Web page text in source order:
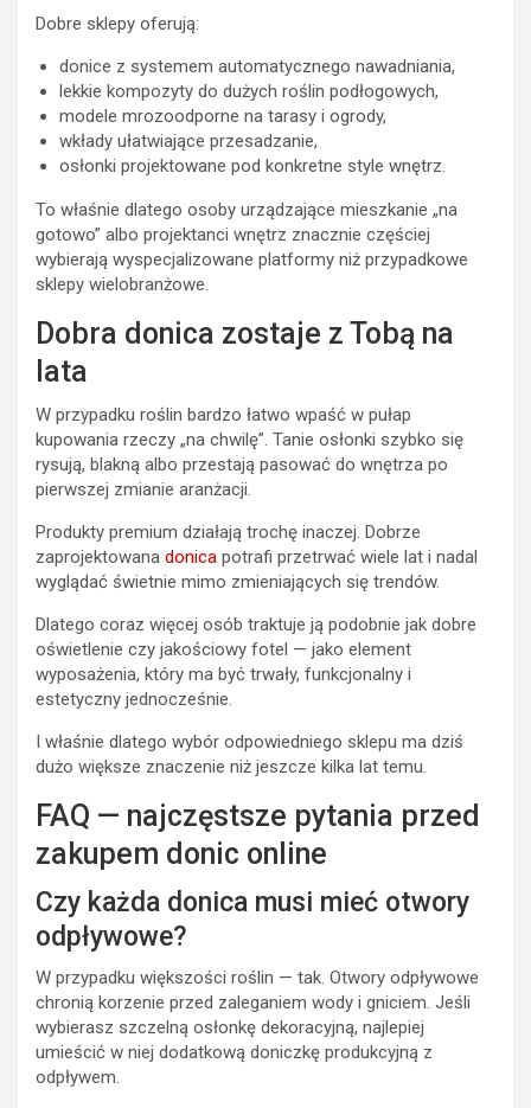
Dobre sklepy oferują:
donice z systemem automatycznego nawadniania,
lekkie kompozyty do dużych roślin podłogowych,
modele mrozoodporne na tarasy i ogrody,
wkłady ułatwiające przesadzanie,
osłonki projektowane pod konkretne style wnętrz.
To właśnie dlatego osoby urządzające mieszkanie „na
gotowo” albo projektanci wnętrz znacznie częściej
wybierają wyspecjalizowane platformy niż przypadkowe
sklepy wielobranżowe.
Dobra donica zostaje z Tobą na
lata
W przypadku roślin bardzo łatwo wpaść w pułap
kupowania rzeczy „na chwilę”. Tanie osłonki szybko się
rysują, blakną albo przestają pasować do wnętrza po
pierwszej zmianie aranżacji.
Produkty premium działają trochę inaczej. Dobrze
zaprojektowana donica potrafi przetrwać wiele lat i nadal
wyglądać świetnie mimo zmieniających się trendów.
Dlatego coraz więcej osób traktuje ją podobnie jak dobre
oświetlenie czy jakościowy fotel — jako element
wyposażenia, który ma być trwały, funkcjonalny i
estetyczny jednocześnie.
I właśnie dlatego wybór odpowiedniego sklepu ma dziś
dużo większe znaczenie niż jeszcze kilka lat temu.
FAQ — najczęstsze pytania przed
zakupem donic online
Czy każda donica musi mieć otwory
odpływowe?
W przypadku większości roślin — tak. Otwory odpływowe
chronią korzenie przed zaleganiem wody i gniciem. Jeśli
wybierasz szczelną osłonkę dekoracyjną, najlepiej
umieścić w niej dodatkową doniczkę produkcyjną z
odpływem.